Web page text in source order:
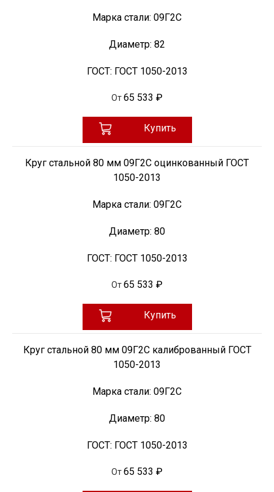
Марка стали: 09Г2С
Диаметр: 82
ГОСТ: ГОСТ 1050-2013
От65 533 ₽
Купить
Круг стальной 80 мм 09Г2С оцинкованный ГОСТ
1050-2013
Марка стали: 09Г2С
Диаметр: 80
ГОСТ: ГОСТ 1050-2013
От65 533 ₽
Купить
Круг стальной 80 мм 09Г2С калиброванный ГОСТ
1050-2013
Марка стали: 09Г2С
Диаметр: 80
ГОСТ: ГОСТ 1050-2013
От65 533 ₽